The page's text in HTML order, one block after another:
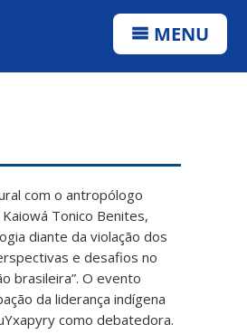
MENU
com o antropólogo
Tonico Benites,
diante da violação dos
e desafios no
brasileira”. O evento
da liderança indígena
como debatedora.